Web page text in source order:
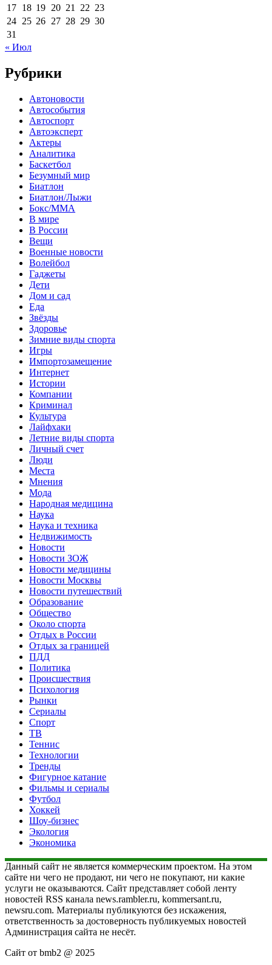
17 18 19 20 21 22 23
24 25 26 27 28 29 30
31
« Июл
Рубрики
Автоновости
Автособытия
Автоспорт
Автоэксперт
Актеры
Аналитика
Баскетбол
Безумный мир
Биатлон
Биатлон/Лыжи
Бокс/MMA
В мире
В России
Вещи
Военные новости
Волейбол
Гаджеты
Дети
Дом и сад
Еда
Звёзды
Здоровье
Зимние виды спорта
Игры
Импортозамещение
Интернет
Истории
Компании
Криминал
Культура
Лайфхаки
Летние виды спорта
Личный счет
Люди
Места
Мнения
Мода
Народная медицина
Наука
Наука и техника
Недвижимость
Новости
Новости ЗОЖ
Новости медицины
Новости Москвы
Новости путешествий
Образование
Общество
Около спорта
Отдых в России
Отдых за границей
ПДД
Политика
Происшествия
Психология
Рынки
Сериалы
Спорт
ТВ
Теннис
Технологии
Тренды
Фигурное катание
Фильмы и сериалы
Футбол
Хоккей
Шоу-бизнес
Экология
Экономика
Данный сайт не является коммерческим проектом. На этом
сайте ни чего не продают, ни чего не покупают, ни какие
услуги не оказываются. Сайт представляет собой ленту
новостей RSS канала news.rambler.ru, kommersant.ru,
newsru.com. Материалы публикуются без искажения,
ответственность за достоверность публикуемых новостей
Администрация сайта не несёт.
Сайт от bmb2 @ 2025